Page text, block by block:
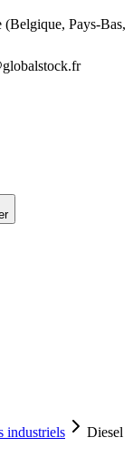
Pays-Bas,
industriels
Diesel